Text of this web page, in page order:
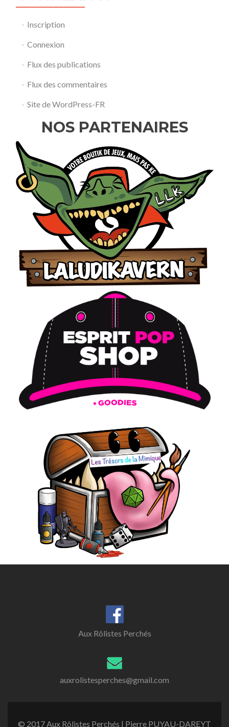
Inscription
Connexion
Flux des publications
Flux des commentaires
Site de WordPress-FR
NOS PARTENAIRES
Aux Rôlistes Perchés
auxrolistesperches@gmail.com
© 2017 Aux Rôlistes Perchés | Pierre PUYAU-DAREYT